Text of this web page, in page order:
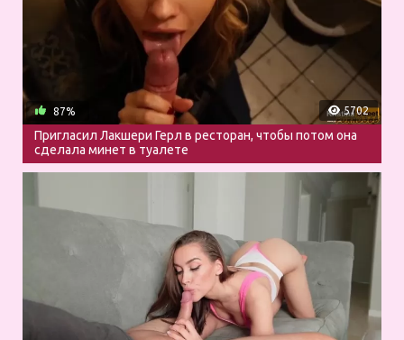
5702
87%
Пригласил Лакшери Герл в ресторан, чтобы потом она
сделала минет в туалете